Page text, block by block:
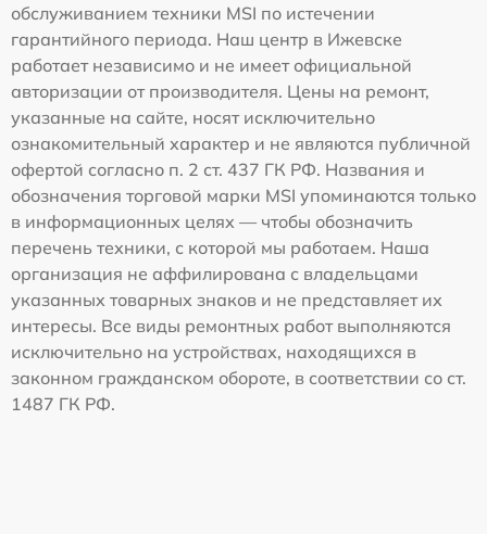
обслуживанием техники MSI по истечении
гарантийного периода. Наш центр в Ижевске
работает независимо и не имеет официальной
авторизации от производителя. Цены на ремонт,
указанные на сайте, носят исключительно
ознакомительный характер и не являются публичной
офертой согласно п. 2 ст. 437 ГК РФ. Названия и
обозначения торговой марки MSI упоминаются только
в информационных целях — чтобы обозначить
перечень техники, с которой мы работаем. Наша
организация не аффилирована с владельцами
указанных товарных знаков и не представляет их
интересы. Все виды ремонтных работ выполняются
исключительно на устройствах, находящихся в
законном гражданском обороте, в соответствии со ст.
1487 ГК РФ.